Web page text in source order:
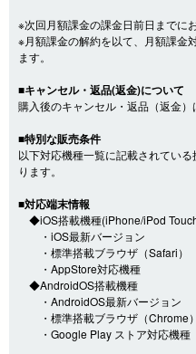
※次回月額課金の課金日前日までに
※月額課金の解約を以て、月額課金
ます。
■キャンセル・返品(返金)について
購入後のキャンセル・返品（返金
■特別な販売条件
以下対応機種一覧に記載されてい
ります。
■対応端末情報
◆iOS搭載機種(iPhone/iPod
・iOS最新バージョン
・標準搭載ブラウザ（Safari）
・AppStore対応機種
◆AndroidOS搭載機種
・AndroidOS最新バージョン
・標準搭載ブラウザ（Chrome）
・Google Play ストア対応機種